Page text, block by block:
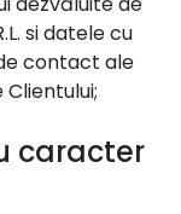
si datele cu
contact ale
Clientului;
caracter